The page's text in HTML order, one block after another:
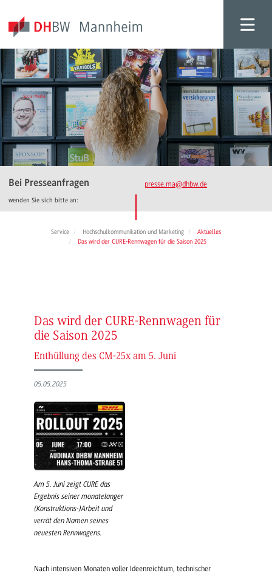
Bei Presseanfragen
wenden Sie sich bitte an:
presse.ma@dhbw.de
Service Hochschulkommunikation und Marketing
Aktuelles
Das wird der CURE-Rennwagen für die Saison 2025
Das wird der CURE-Rennwagen für
die Saison 2025
Enthüllung des CM-25x am 5. Juni
05.05.2025
Am 5. Juni zeigt CURE das
Ergebnis seiner monatelanger
(Konstruktions-)Arbeit und
verrät den Namen seines
neuesten Rennwagens.
Nach intensiven Monaten voller Ideenreichtum, technischer